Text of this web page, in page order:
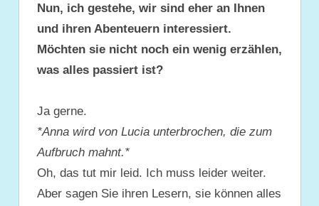
Nun, ich gestehe, wir sind eher an Ihnen
und ihren Abenteuern interessiert.
Möchten sie nicht noch ein wenig erzählen,
was alles passiert ist?
Ja gerne.
*Anna wird von Lucia unterbrochen, die zum
Aufbruch mahnt.*
Oh, das tut mir leid. Ich muss leider weiter.
Aber sagen Sie ihren Lesern, sie können alles